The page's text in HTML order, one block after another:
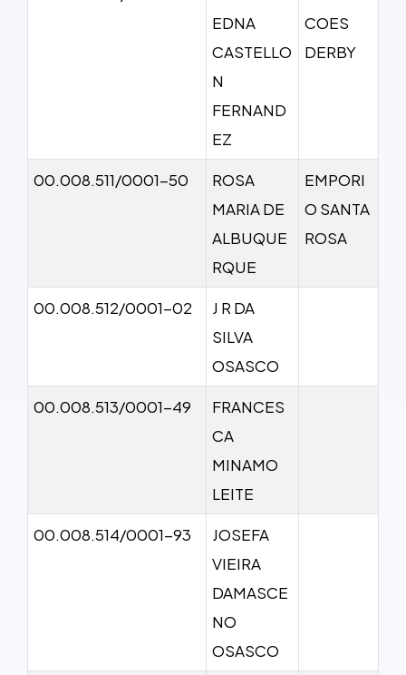
EDNA
CASTELLO
N
FERNAND
EZ
COES
DERBY
00.008.511/0001-50
ROSA
MARIA DE
ALBUQUE
RQUE
EMPORI
O SANTA
ROSA
00.008.512/0001-02
J R DA
SILVA
OSASCO
00.008.513/0001-49
FRANCES
CA
MINAMO
LEITE
00.008.514/0001-93
JOSEFA
VIEIRA
DAMASCE
NO
OSASCO